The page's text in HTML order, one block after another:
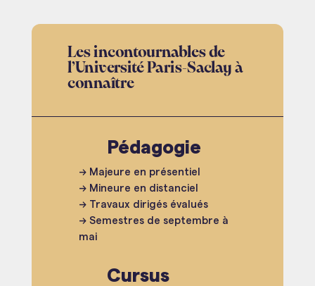
Les incontournables de
l’Université Paris-Saclay à
connaître
Pédagogie
→ Majeure en présentiel
→ Mineure en distanciel
→ Travaux dirigés évalués
→ Semestres de septembre à
mai
Cursus